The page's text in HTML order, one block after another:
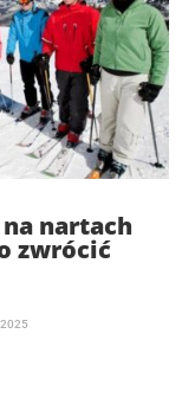
nartach
zwrócić
2025